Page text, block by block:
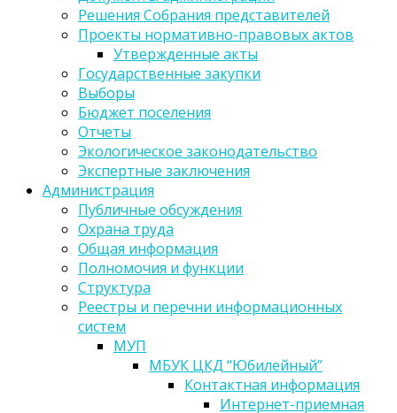
Решения Собрания представителей
Проекты нормативно-правовых актов
Утвержденные акты
Государственные закупки
Выборы
Бюджет поселения
Отчеты
Экологическое законодательство
Экспертные заключения
Администрация
Публичные обсуждения
Охрана труда
Общая информация
Полномочия и функции
Структура
Реестры и перечни информационных
систем
МУП
МБУК ЦКД “Юбилейный”
Контактная информация
Интернет-приемная